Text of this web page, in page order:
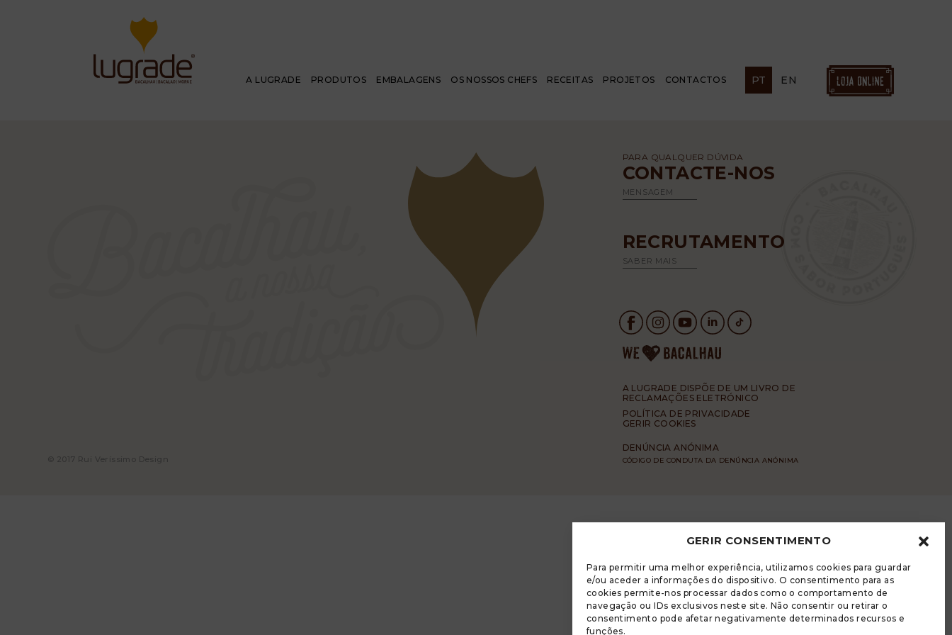
GERIR CONSENTIMENTO
Para permitir uma melhor experiência, utilizamos cookies para guardar
e/ou aceder a informações do dispositivo. O consentimento para as
cookies permite-nos processar dados como o comportamento de
navegação ou IDs exclusivos neste site. Não consentir ou retirar o
consentimento pode afetar negativamente determinados recursos e
funções.
A LUGRADE PRODUTOS EMBALAGENS OS NOSSOS CHEFS RECEITAS PROJETOS CONTACTOS PT EN
PARA QUALQUER DÚVIDA
CONTACTE-NOS
MENSAGEM
RECRUTAMENTO
SABER MAIS
A LUGRADE DISPÕE DE UM LIVRO DE
RECLAMAÇÕES ELETRÓNICO
POLÍTICA DE PRIVACIDADE
GERIR COOKIES
DENÚNCIA ANÓNIMA
CÓDIGO DE CONDUTA DA DENÚNCIA ANÓNIMA
© 2017 Rui Veríssimo Design